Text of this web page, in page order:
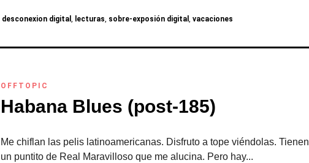
desconexion digital , lecturas, sobre-exposión digital , vacaciones
OFFTOPIC
Habana Blues (post-185)
Me chiflan las pelis latinoamericanas. Disfruto a tope viéndolas. Tienen
un puntito de Real Maravilloso que me alucina. Pero hay...